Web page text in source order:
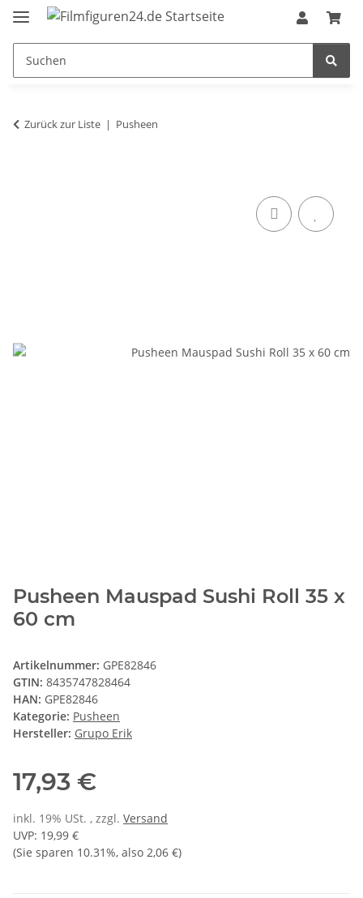
Zurück zur Liste Pusheen
Pusheen Mauspad Sushi Roll 35 x
60 cm
Artikelnummer: GPE82846
GTIN: 8435747828464
HAN: GPE82846
Kategorie: Pusheen
Hersteller: Grupo Erik
17,93 €
inkl. 19% USt. , zzgl. Versand
UVP: 19,99 €
(Sie sparen 10.31%, also 2,06 €)